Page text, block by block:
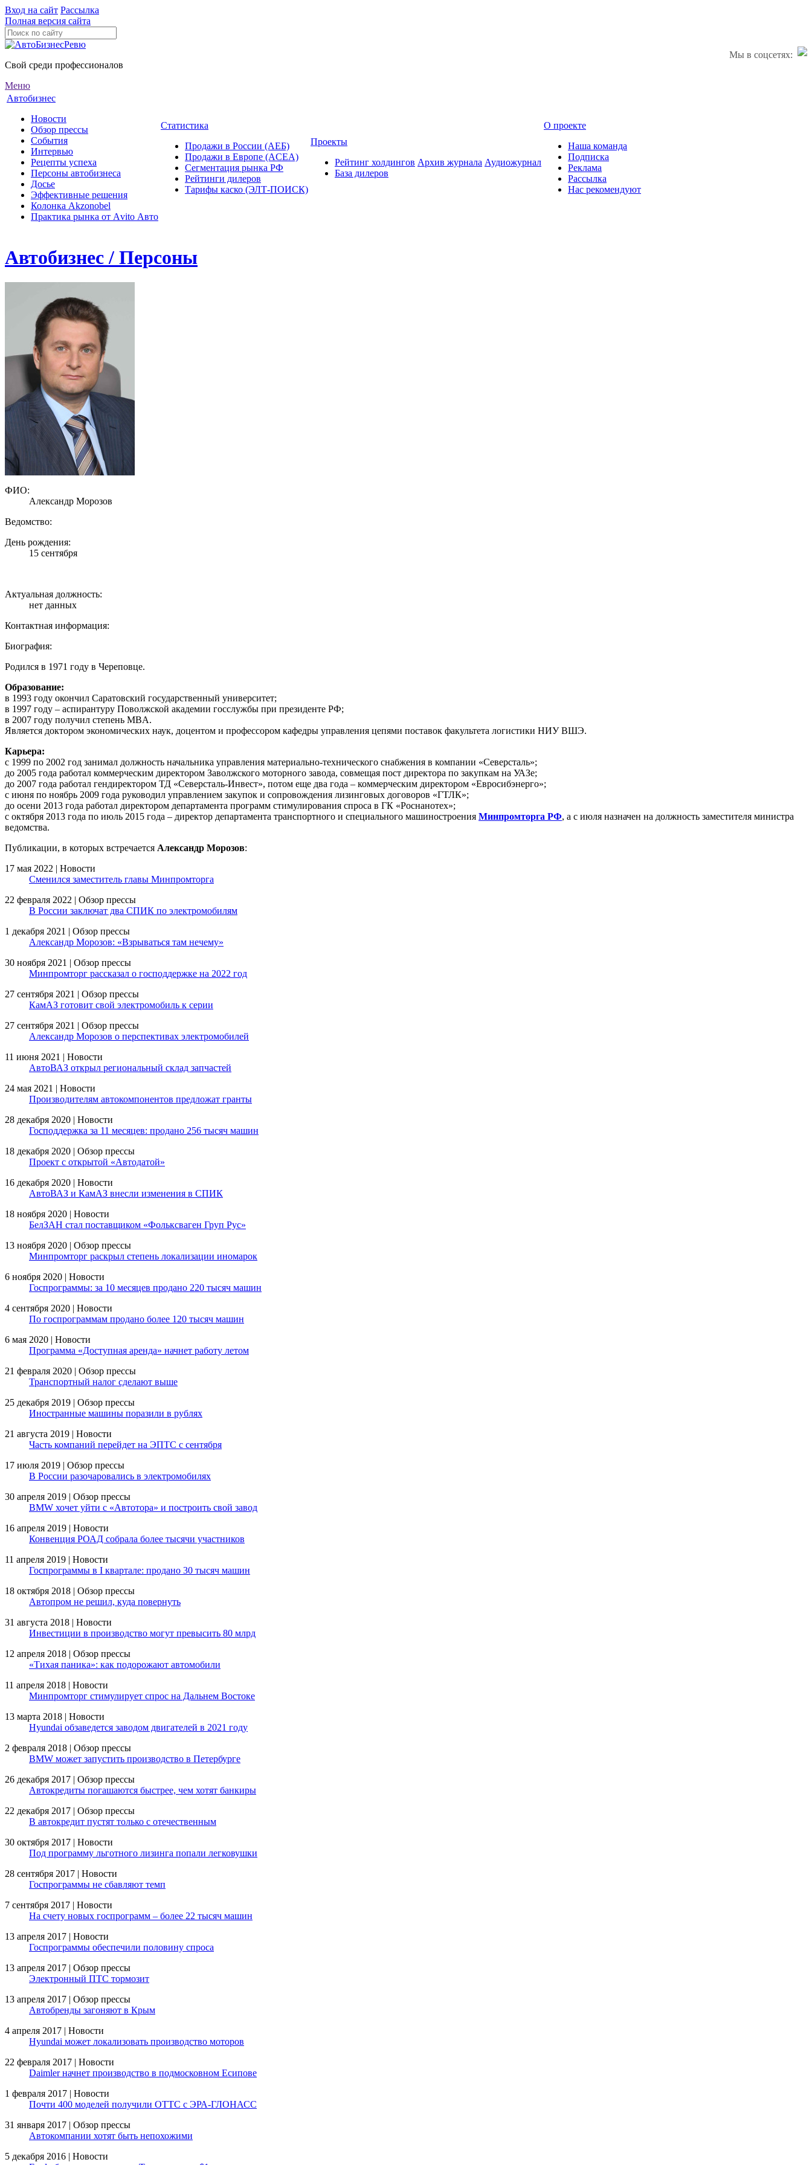
Вход на сайт Рассылка
Полная версия сайта
Мы в соцсетях:
Свой среди профессионалов
Меню
Автобизнес
Новости
Обзор прессы
События
Интервью
Рецепты успеха
Персоны автобизнеса
Досье
Эффективные решения
Колонка Akzonobel
Практика рынка от Аvito Авто
Статистика
Продажи в России (АЕБ)
Продажи в Европе (ACEA)
Сегментация рынка РФ
Рейтинги дилеров
Тарифы каско (ЭЛТ-ПОИСК)
Проекты
Рейтинг холдингов
База дилеров
Архив журнала Аудиожурнал
О проекте
Наша команда
Подписка
Реклама
Рассылка
Нас рекомендуют
Автобизнес / Персоны
ФИО:
Александр Морозов
Ведомство:
День рождения:
15 сентября
Актуальная должность:
нет данных
Контактная информация:
Биография:
Родился в 1971 году в Череповце.
Образование:
в 1993 году окончил Саратовский государственный университет;
в 1997 году – аспирантуру Поволжской академии госслужбы при президенте РФ;
в 2007 году получил степень MBA.
Является доктором экономических наук, доцентом и профессором кафедры управления цепями поставок факультета логистики НИУ ВШЭ.
Карьера:
с 1999 по 2002 год занимал должность начальника управления материально-технического снабжения в компании «Северсталь»;
до 2005 года работал коммерческим директором Заволжского моторного завода, совмещая пост директора по закупкам на УАЗе;
до 2007 года работал гендиректором ТД «Северсталь-Инвест», потом еще два года – коммерческим директором «Евросибэнерго»;
с июня по ноябрь 2009 года руководил управлением закупок и сопровождения лизинговых договоров «ГТЛК»;
до осени 2013 года работал директором департамента программ стимулирования спроса в ГК «Роснанотех»;
c октября 2013 года по июль 2015 года – директор департамента транспортного и специального машиностроения Минпромторга РФ, а с июля назначен на должность заместителя министра
ведомства.
Публикации, в которых встречается Александр Морозов:
17 мая 2022 | Новости
Сменился заместитель главы Минпромторга
22 февраля 2022 | Обзор прессы
В России заключат два СПИК по электромобилям
1 декабря 2021 | Обзор прессы
Александр Морозов: «Взрываться там нечему»
30 ноября 2021 | Обзор прессы
Минпромторг рассказал о господдержке на 2022 год
27 сентября 2021 | Обзор прессы
КамАЗ готовит свой электромобиль к серии
27 сентября 2021 | Обзор прессы
Александр Морозов о перспективах электромобилей
11 июня 2021 | Новости
АвтоВАЗ открыл региональный склад запчастей
24 мая 2021 | Новости
Производителям автокомпонентов предложат гранты
28 декабря 2020 | Новости
Господдержка за 11 месяцев: продано 256 тысяч машин
18 декабря 2020 | Обзор прессы
Проект с открытой «Автодатой»
16 декабря 2020 | Новости
АвтоВАЗ и КамАЗ внесли изменения в СПИК
18 ноября 2020 | Новости
БелЗАН стал поставщиком «Фольксваген Груп Рус»
13 ноября 2020 | Обзор прессы
Минпромторг раскрыл степень локализации иномарок
6 ноября 2020 | Новости
Госпрограммы: за 10 месяцев продано 220 тысяч машин
4 сентября 2020 | Новости
По госпрограммам продано более 120 тысяч машин
6 мая 2020 | Новости
Программа «Доступная аренда» начнет работу летом
21 февраля 2020 | Обзор прессы
Транспортный налог сделают выше
25 декабря 2019 | Обзор прессы
Иностранные машины поразили в рублях
21 августа 2019 | Новости
Часть компаний перейдет на ЭПТС с сентября
17 июля 2019 | Обзор прессы
В России разочаровались в электромобилях
30 апреля 2019 | Обзор прессы
BMW хочет уйти с «Автотора» и построить свой завод
16 апреля 2019 | Новости
Конвенция РОАД собрала более тысячи участников
11 апреля 2019 | Новости
Госпрограммы в I квартале: продано 30 тысяч машин
18 октября 2018 | Обзор прессы
Автопром не решил, куда повернуть
31 августа 2018 | Новости
Инвестиции в производство могут превысить 80 млрд
12 апреля 2018 | Обзор прессы
«Тихая паника»: как подорожают автомобили
11 апреля 2018 | Новости
Минпромторг стимулирует спрос на Дальнем Востоке
13 марта 2018 | Новости
Hyundai обзаведется заводом двигателей в 2021 году
2 февраля 2018 | Обзор прессы
BMW может запустить производство в Петербурге
26 декабря 2017 | Обзор прессы
Автокредиты погашаются быстрее, чем хотят банкиры
22 декабря 2017 | Обзор прессы
В автокредит пустят только с отечественным
30 октября 2017 | Новости
Под программу льготного лизинга попали легковушки
28 сентября 2017 | Новости
Госпрограммы не сбавляют темп
7 сентября 2017 | Новости
На счету новых госпрограмм – более 22 тысяч машин
13 апреля 2017 | Новости
Госпрограммы обеспечили половину спроса
13 апреля 2017 | Обзор прессы
Электронный ПТС тормозит
13 апреля 2017 | Обзор прессы
Автобренды загоняют в Крым
4 апреля 2017 | Новости
Hyundai может локализовать производство моторов
22 февраля 2017 | Новости
Daimler начнет производство в подмосковном Есипове
1 февраля 2017 | Новости
Почти 400 моделей получили ОТТС с ЭРА-ГЛОНАСС
31 января 2017 | Обзор прессы
Автокомпании хотят быть непохожими
5 декабря 2016 | Новости